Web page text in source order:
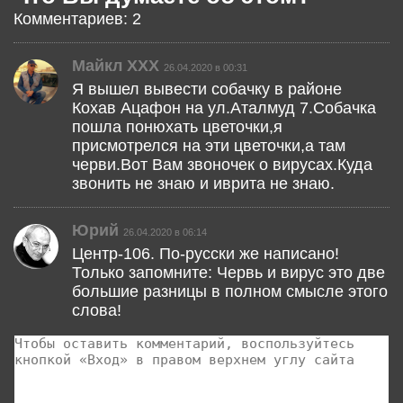
Комментариев: 2
Майкл ХХХ 26.04.2020 в 00:31
Я вышел вывести собачку в районе
Кохав Ацафон на ул.Аталмуд 7.Собачка
пошла понюхать цветочки,я
присмотрелся на эти цветочки,а там
черви.Вот Вам звоночек о вирусах.Куда
звонить не знаю и иврита не знаю.
Юрий 26.04.2020 в 06:14
Центр-106. По-русски же написано!
Только запомните: Червь и вирус это две
большие разницы в полном смысле этого
слова!